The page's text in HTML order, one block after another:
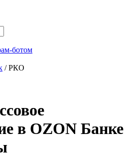
/РКО
в OZON Банке